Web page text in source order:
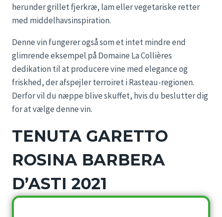
herunder grillet fjerkræ, lam eller vegetariske retter
med middelhavsinspiration.
Denne vin fungerer også som et intet mindre end
glimrende eksempel på Domaine La Collières
dedikation til at producere vine med elegance og
friskhed, der afspejler terroiret i Rasteau-regionen.
Derfor vil du næppe blive skuffet, hvis du beslutter dig
for at vælge denne vin.
TENUTA GARETTO
ROSINA BARBERA
D’ASTI 2021